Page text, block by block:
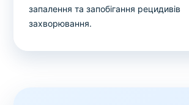
запалення та запобігання рецидивів
захворювання.